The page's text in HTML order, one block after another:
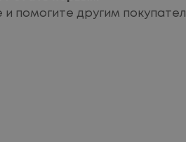
помогите другим